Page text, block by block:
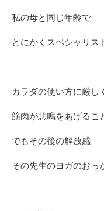
私の母と同じ年齢で
とにかくスペシャリス
カラダの使い方に厳し
筋肉が悲鳴をあげるこ
でもその後の解放感
その先生のヨガのおっ